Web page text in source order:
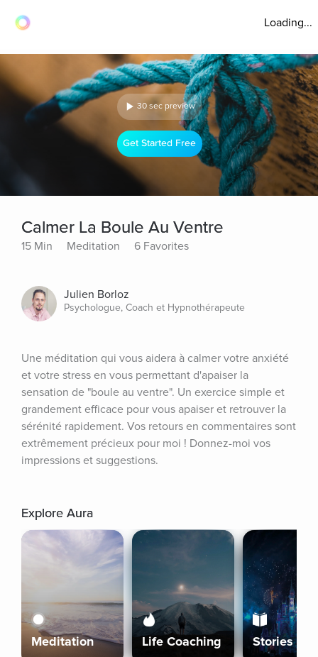
Loading...
30 sec preview
Get Started Free
Calmer La Boule Au Ventre
15 Min Meditation 6 Favorites
Julien Borloz
Psychologue, Coach et Hypnothérapeute
Une méditation qui vous aidera à calmer votre anxiété
et votre stress en vous permettant d'apaiser la
sensation de "boule au ventre". Un exercice simple et
grandement efficace pour vous apaiser et retrouver la
sérénité rapidement. Vos retours en commentaires sont
extrêmement précieux pour moi ! Donnez-moi vos
impressions et suggestions.
Explore Aura
Meditation Life Coaching Stories